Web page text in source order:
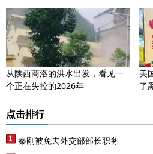
从陕西商洛的洪水出发，看见一
个正在失控的2026年
美
了
点击排行
秦刚被免去外交部部长职务